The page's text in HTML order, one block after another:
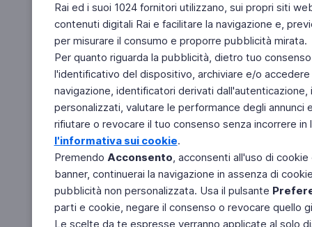
Rai ed i suoi 1024 fornitori utilizzano, sui propri siti
contenuti digitali Rai e facilitare la navigazione e,
per misurare il consumo e proporre pubblicità mirata.
Per quanto riguarda la pubblicità, dietro tuo
l'identificativo del dispositivo, archiviare e/o
navigazione, identificatori derivati
personalizzati, valutare le performance degli
rifiutare o revocare il tuo consenso senza incorrere
l'informativa sui cookie.
Premendo Acconsento, acconsenti all'uso di
banner, continuerai la navigazione in assenza di
pubblicità non personalizzata. Usa il pulsante
parti e cookie, negare il consenso o revocare quello
Le scelte da te espresse verranno applicate al solo